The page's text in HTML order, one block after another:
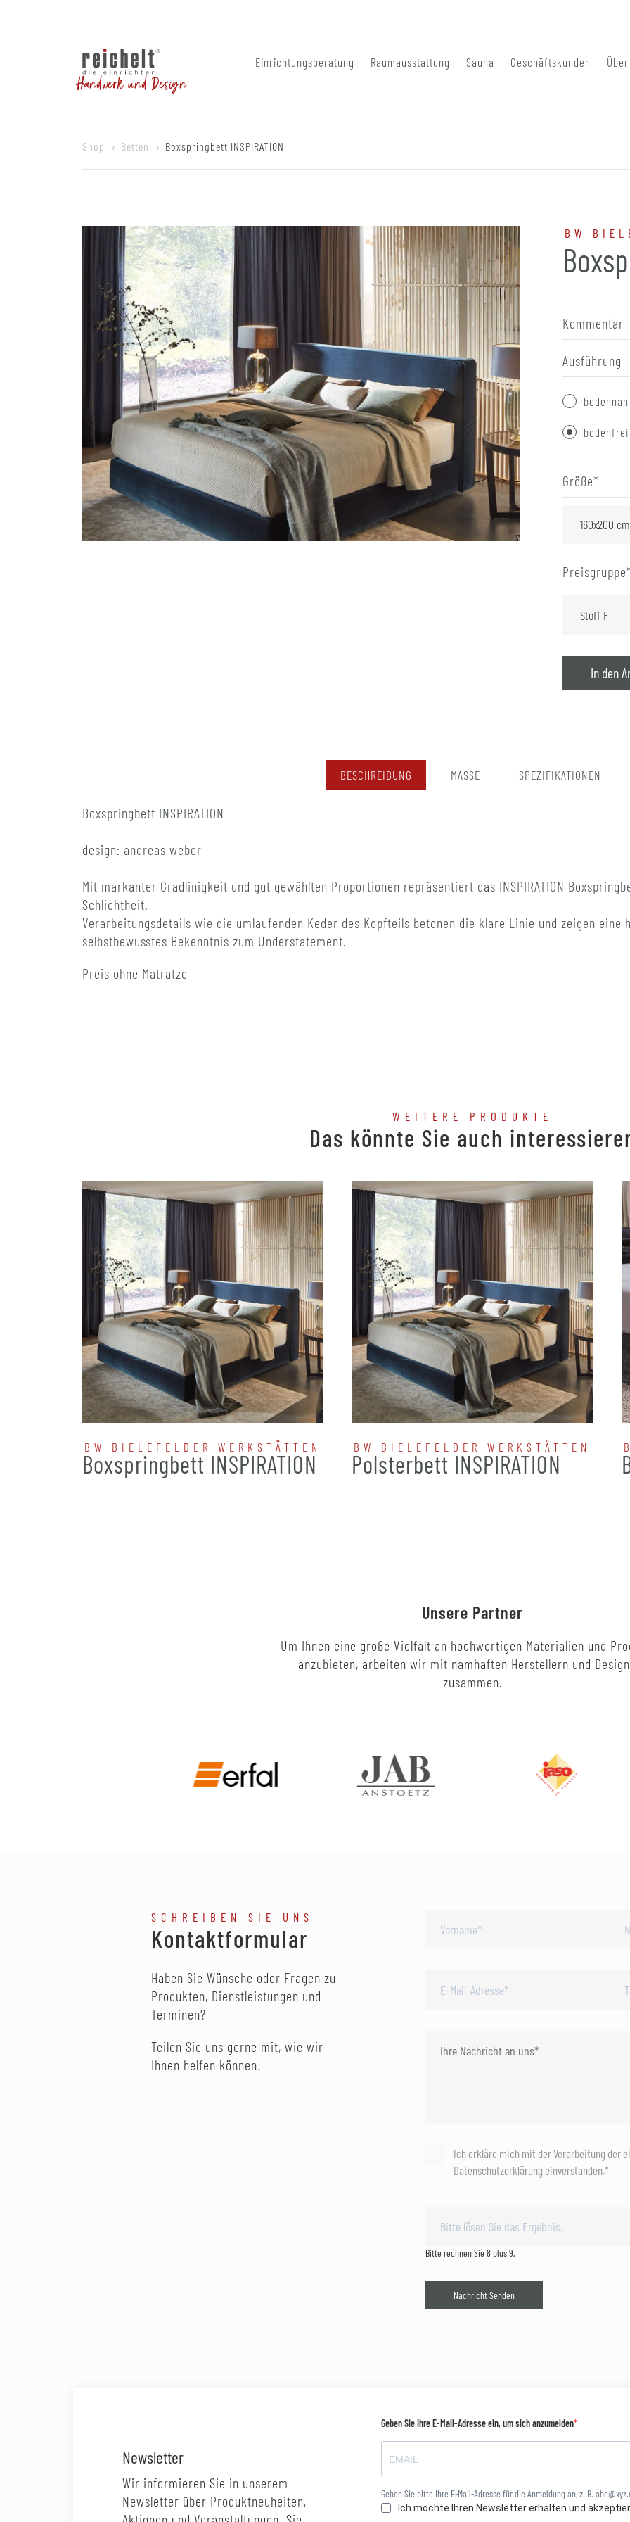
Handwerk und Design
Einrichtungsberatung Raumausstattung Sauna Geschäftskunden
Shop Betten Boxspringbett INSPIRATION
BW
Kommentar
Ausführung
bodennah
bodenfrei
Größe*
Preisgruppe
In den
BESCHREIBUNG MASSE SPEZIFIKATIONEN
Boxspringbett INSPIRATION
design: andreas weber
Mit markanter Gradlinigkeit und gut gewählten Proportionen repräsentiert das INSPIRATION
Schlichtheit.
Verarbeitungsdetails wie die umlaufenden Keder des Kopfteils betonen die klare Linie und zeigen
selbstbewusstes Bekenntnis zum Understatement.
Preis ohne Matratze
WEITERE PRODUKTE
Das könnte Sie auch
BW BIELEFELDER WERKSTÄTTEN
Boxspringbett INSPIRATION
BW BIELEFELDER WERKSTÄTTEN
Polsterbett INSPIRATION
Unsere Partner
Um Ihnen eine große Vielfalt an hochwertigen Materialien und
anzubieten, arbeiten wir mit namhaften Herstellern und
zusammen.
SCHREIBEN SIE UNS
Kontaktformular
Haben Sie Wünsche oder Fragen zu
Produkten, Dienstleistungen und
Terminen?
Teilen Sie uns gerne mit, wie wir
Ihnen helfen können!
Ich erkläre mich mit der Verarbeitung der
Datenschutzerklärung einverstanden.*
Bitte rechnen Sie 8 plus 9.
Nachricht Senden
Newsletter
Wir informieren Sie in unserem
Newsletter über Produktneuheiten,
Geben Sie Ihre E-Mail-Adresse ein, um sich anzumelden
Geben Sie bitte Ihre E-Mail-Adresse für die Anmeldung an, z. B.
Ich möchte Ihren Newsletter erhalten und